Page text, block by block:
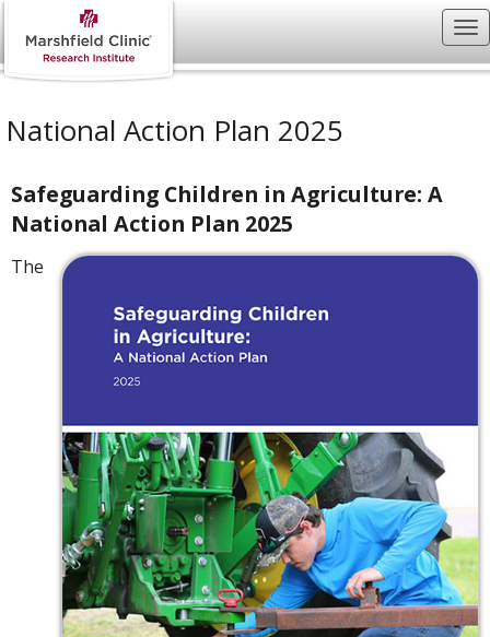
National Action Plan 2025
Safeguarding Children in Agriculture: A
National Action Plan 2025
The